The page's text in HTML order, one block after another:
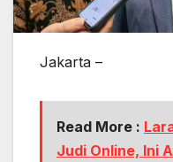
Jakarta –
Read More :
Judi Online, Ini